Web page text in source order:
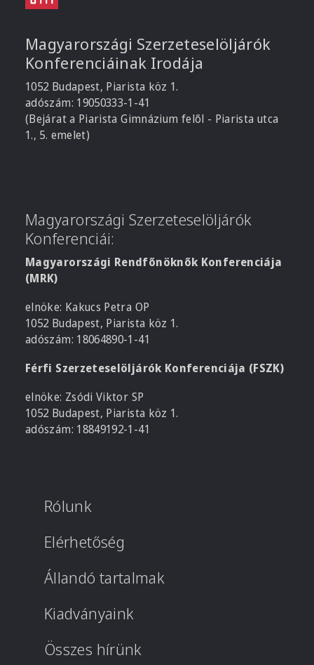
Magyarországi Szerzeteselöljárók
Konferenciáinak Irodája
1052 Budapest, Piarista köz 1.
adószám: 19050333-1-41
(Bejárat a Piarista Gimnázium felől - Piarista utca
1., 5. emelet)
Magyarországi Szerzeteselöljárók
Konferenciái:
Magyarországi Rendfőnöknők Konferenciája
(MRK)
elnöke: Kakucs Petra OP
1052 Budapest, Piarista köz 1.
adószám: 18064890-1-41
Férfi Szerzeteselöljárók Konferenciája (FSZK)
elnöke: Zsódi Viktor SP
1052 Budapest, Piarista köz 1.
adószám: 18849192-1-41
Rólunk
Elérhetőség
Állandó tartalmak
Kiadványaink
Összes hírünk